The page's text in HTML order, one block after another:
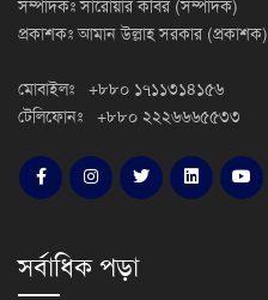
সম্পাদকঃ সারোয়ার কবির (সম্পাদক)
প্রকাশকঃ আমান উল্লাহ সরকার (প্রকাশক)
মোবাইলঃ +৮৮০ ১৭১১৩১৪১৫৬
টেলিফোনঃ +৮৮০ ২২২৬৬৬৫৫৩৩
সর্বাধিক পড়া